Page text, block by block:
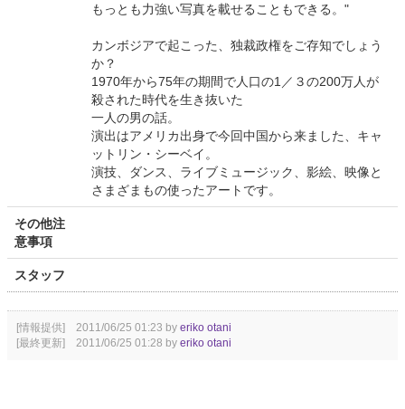
もっとも力強い写真を載せることもできる。"
カンボジアで起こった、独裁政権をご存知でしょう
か？
1970年から75年の期間で人口の1／３の200万人が
殺された時代を生き抜いた
一人の男の話。
演出はアメリカ出身で今回中国から来ました、キャ
ットリン・シーベイ。
演技、ダンス、ライブミュージック、影絵、映像と
さまざまもの使ったアートです。
その他注
意事項
スタッフ
[情報提供] 2011/06/25 01:23 by eriko otani
[最終更新] 2011/06/25 01:28 by eriko otani